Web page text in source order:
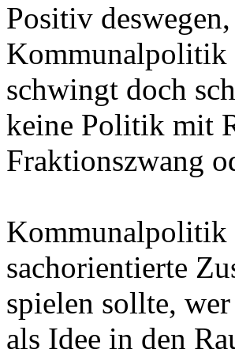
Positiv
Kommunalpolitik
schwingt doch
keine Politik mit
Fraktionszwang
Kommunalpolitik
sachorientierte
spielen sollte,
als Idee in den